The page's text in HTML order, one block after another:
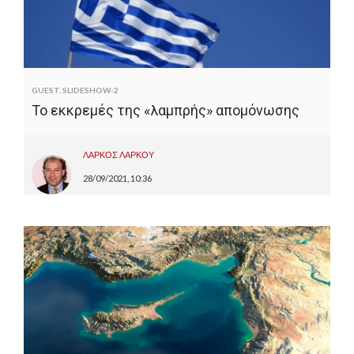
GUEST SLIDESHOW-2
Το εκκρεμές της «λαμπρής» απομόνωσης
ΛΑΡΚΟΣ ΛΑΡΚΟΥ
28/09/2021, 10:36